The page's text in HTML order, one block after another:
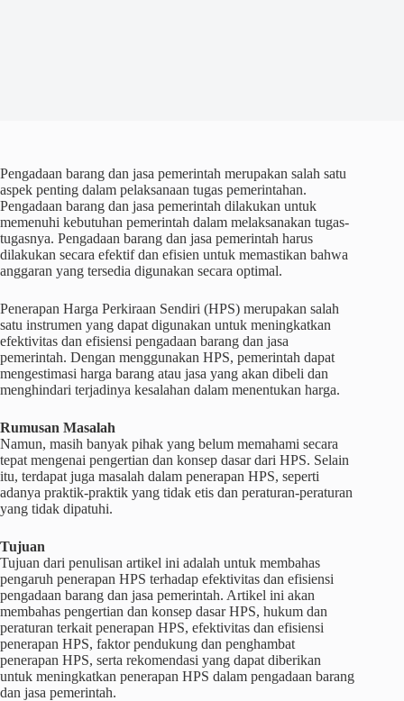
Pengadaan barang dan jasa pemerintah merupakan salah satu
aspek penting dalam pelaksanaan tugas pemerintahan.
Pengadaan barang dan jasa pemerintah dilakukan untuk
memenuhi kebutuhan pemerintah dalam melaksanakan tugas-
tugasnya. Pengadaan barang dan jasa pemerintah harus
dilakukan secara efektif dan efisien untuk memastikan bahwa
anggaran yang tersedia digunakan secara optimal.
Penerapan Harga Perkiraan Sendiri (HPS) merupakan salah
satu instrumen yang dapat digunakan untuk meningkatkan
efektivitas dan efisiensi pengadaan barang dan jasa
pemerintah. Dengan menggunakan HPS, pemerintah dapat
mengestimasi harga barang atau jasa yang akan dibeli dan
menghindari terjadinya kesalahan dalam menentukan harga.
Rumusan Masalah
Namun, masih banyak pihak yang belum memahami secara
tepat mengenai pengertian dan konsep dasar dari HPS. Selain
itu, terdapat juga masalah dalam penerapan HPS, seperti
adanya praktik-praktik yang tidak etis dan peraturan-peraturan
yang tidak dipatuhi.
Tujuan
Tujuan dari penulisan artikel ini adalah untuk membahas
pengaruh penerapan HPS terhadap efektivitas dan efisiensi
pengadaan barang dan jasa pemerintah. Artikel ini akan
membahas pengertian dan konsep dasar HPS, hukum dan
peraturan terkait penerapan HPS, efektivitas dan efisiensi
penerapan HPS, faktor pendukung dan penghambat
penerapan HPS, serta rekomendasi yang dapat diberikan
untuk meningkatkan penerapan HPS dalam pengadaan barang
dan jasa pemerintah.